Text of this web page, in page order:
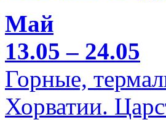
Май
13.05 – 24.05
Горные,
Хорватии.